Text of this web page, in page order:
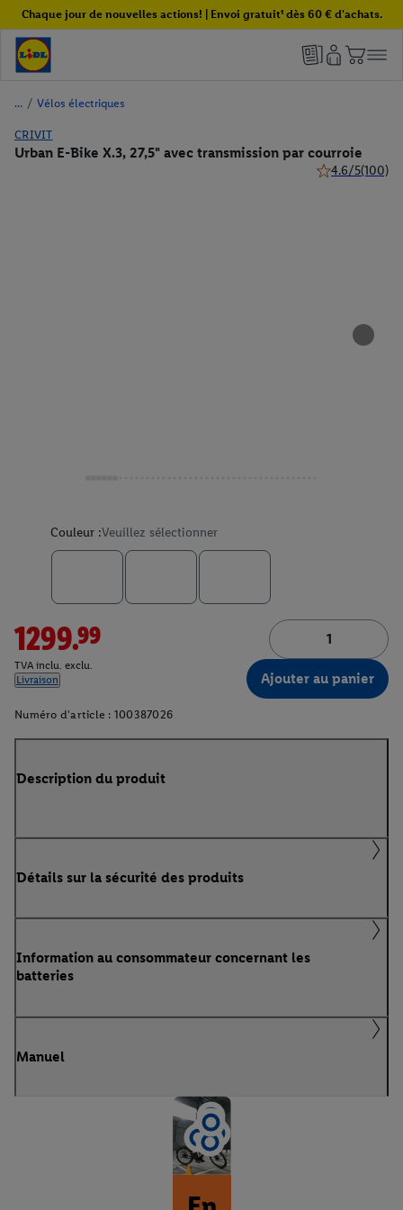
Chaque jour de nouvelles actions! | Envoi gratuit¹ dès 60 € d'achats.
/ Vélos électriques
CRIVIT
Urban E-Bike X.3, 27,5" avec transmission par courroie
4.6/5(100)
Couleur :Veuillez sélectionner
1299.99
TVA inclu. exclu.
Livraison
Ajouter au panier
Numéro d'article : 100387026
Description du produit
Détails sur la sécurité des produits
Information au consommateur concernant les
batteries
Manuel